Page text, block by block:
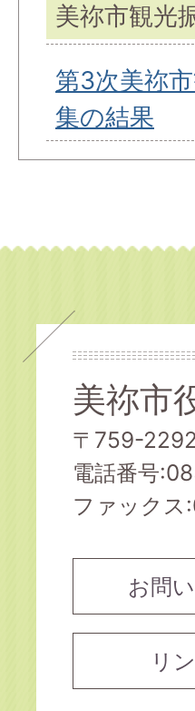
美祢市観光
第3次美祢
集の結果
美祢市
〒759-
電話番号
ファック
お問
リ